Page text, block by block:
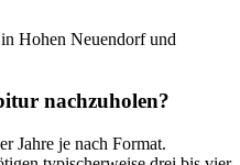
Hohen Neuendorf und
nachzuholen?
Jahre je nach Format.